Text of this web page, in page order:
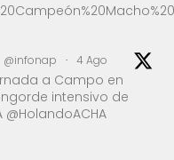
@infonap · 4 Ago
a Campo en
intensivo de
@HolandoACHA